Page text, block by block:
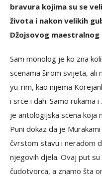
bravura kojima su se
života i nakon velikih
Džojsovog
Sam monolog je ko zna
scenama širom svijeta, ali
yu-rim, kao nijema
i srce i dah. Samo rukama
je antologijska scena koja
Puni dokaz da je
čvrstom stavu i neradom
njegovih djela. Ovaj put
čudotvorca, a znamo šta